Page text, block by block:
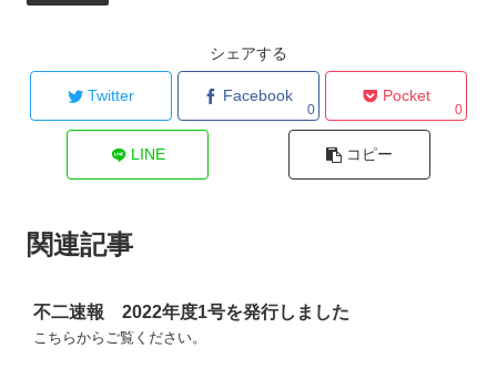
シェアする
Twitter Facebook
0
Pocket
0
LINE コピー
関連記事
不二速報 2022年度1号を発行しました
こちらからご覧ください。